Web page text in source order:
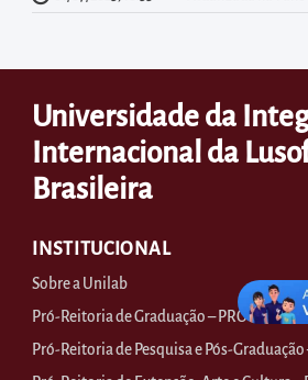
realizar
Acessar
diretamente
as
postas
Universidade da
Internacional da
Brasileira
INSTITUCIONAL
Sobre a Unilab
Pró-Reitoria de Graduação – PROGRAD
Pró-Reitoria de Pesquisa e Pós-Graduação